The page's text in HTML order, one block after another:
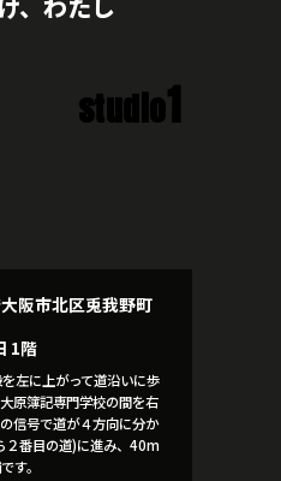
studio1
阪市北区兎我野町
1階
左に上がって道沿いに歩
原簿記専門学校の間を右
信号で道が４方向に分か
２番目の道)に進み、40m
す。